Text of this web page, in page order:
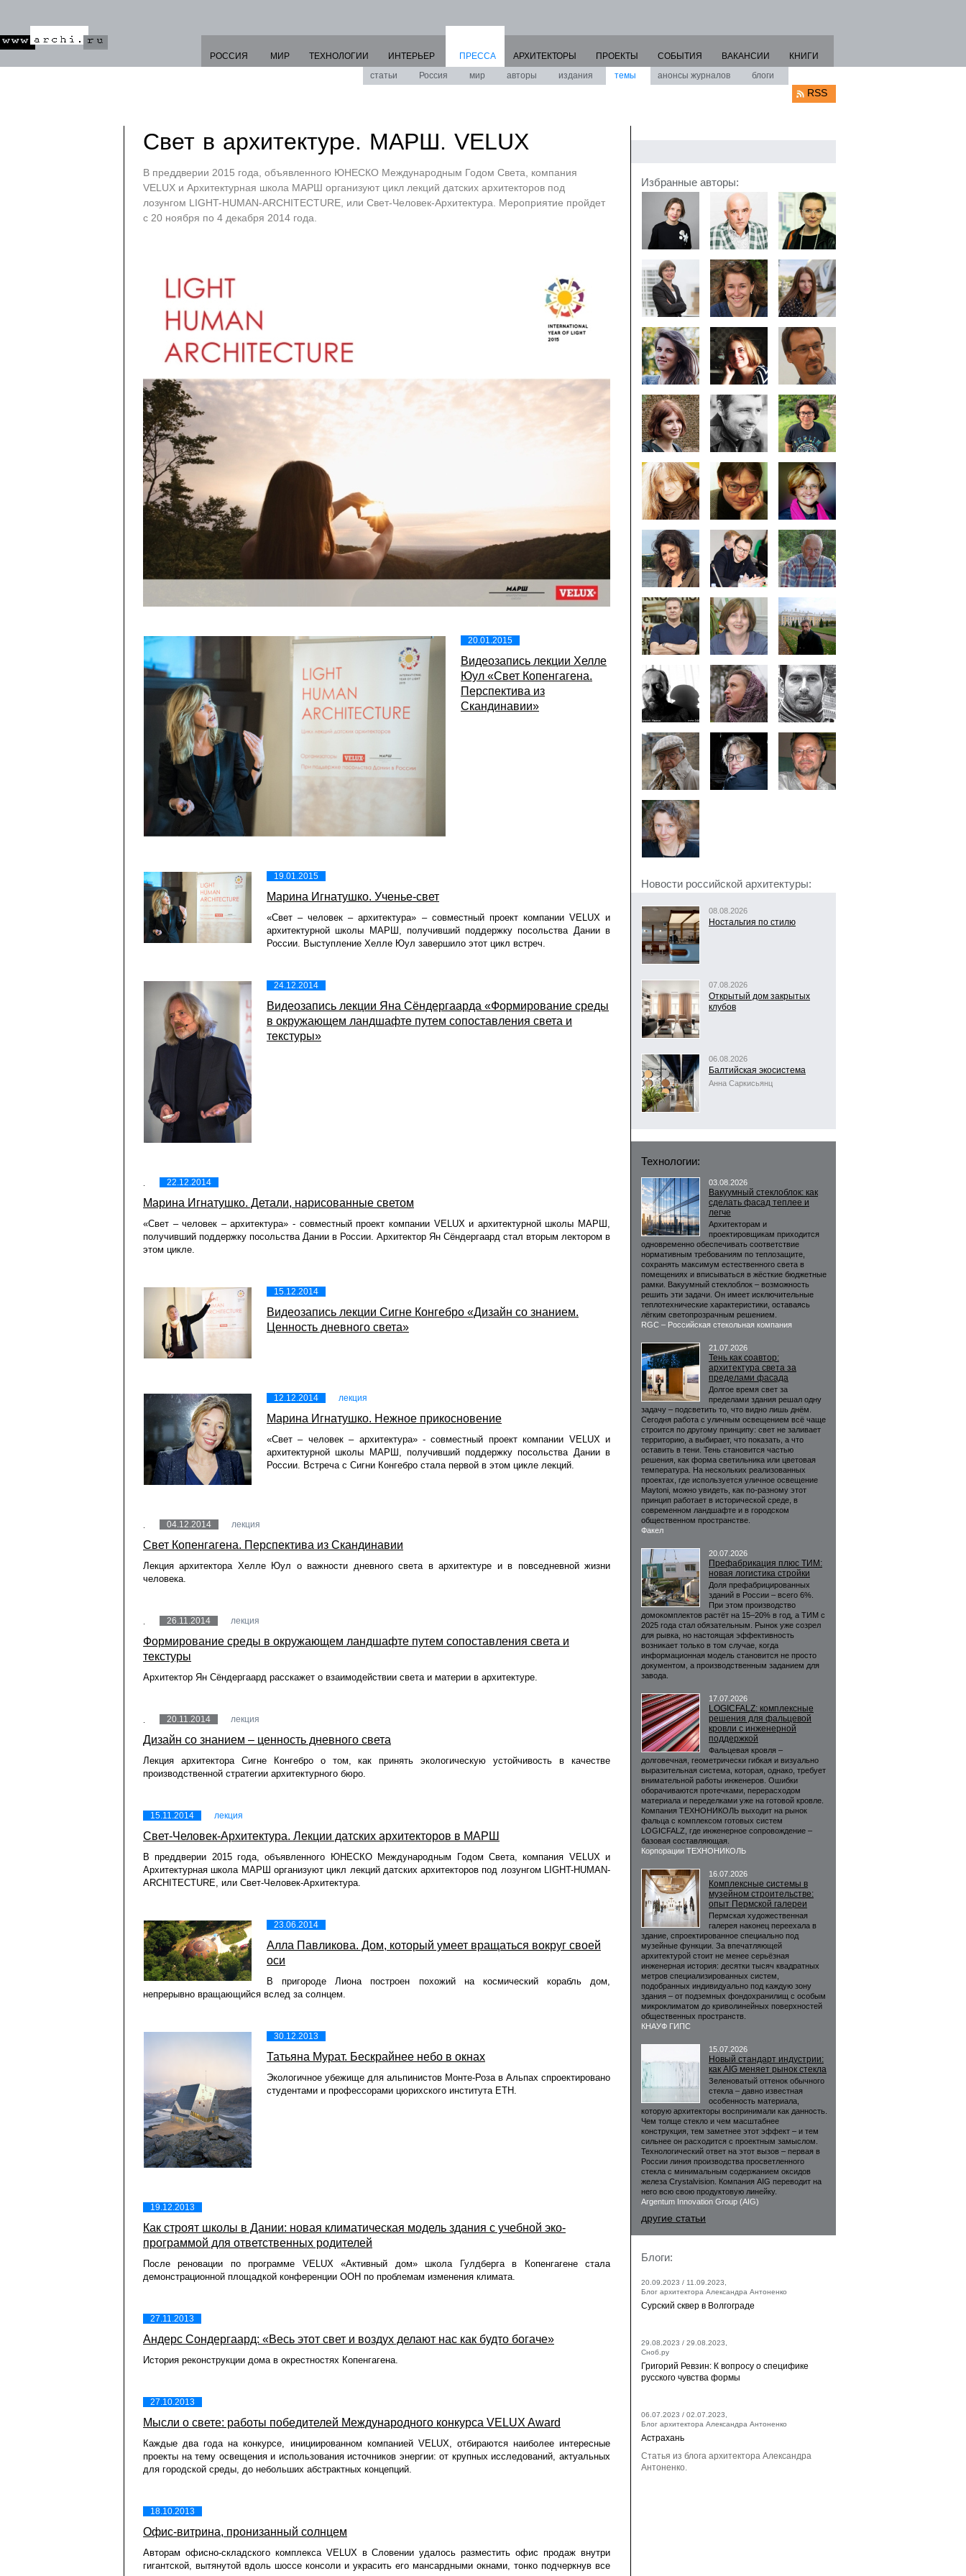
РОССИЯ МИР ТЕХНОЛОГИИ ИНТЕРЬЕР
ПРЕССА
статьи
Россия мир авторы издания темы анонсы журналов блоги
АРХИТЕКТОРЫ ПРОЕКТЫ СОБЫТИЯ ВАКАНСИИ КНИГИ
RSS
Свет в архитектуре. МАРШ. VELUX
В преддверии 2015 года, объявленного ЮНЕСКО Международным Годом Света, компания
VELUX и Архитектурная школа МАРШ организуют цикл лекций датских архитекторов под
лозунгом LIGHT-HUMAN-ARCHITECTURE, или Свет-Человек-Архитектура. Мероприятие пройдет
с 20 ноября по 4 декабря 2014 года.
20.01.2015
Видеозапись лекции Хелле
Юул «Свет Копенгагена.
Перспектива из
Скандинавии»
19.01.2015
Марина Игнатушко. Ученье-свет
«Свет – человек – архитектура» – совместный проект компании VELUX и
архитектурной школы МАРШ, получивший поддержку посольства Дании в
России. Выступление Хелле Юул завершило этот цикл встреч.
24.12.2014
Видеозапись лекции Яна Сёндергаарда «Формирование среды
в окружающем ландшафте путем сопоставления света и
текстуры»
22.12.2014
Марина Игнатушко. Детали, нарисованные светом
«Свет – человек – архитектура» - совместный проект компании VELUX и архитектурной школы МАРШ,
получивший поддержку посольства Дании в России. Архитектор Ян Сёндергаард стал вторым лектором в
этом цикле.
15.12.2014
Видеозапись лекции Сигне Конгебро «Дизайн со знанием.
Ценность дневного света»
12.12.2014 лекция
Марина Игнатушко. Нежное прикосновение
«Свет – человек – архитектура» - совместный проект компании VELUX и
архитектурной школы МАРШ, получивший поддержку посольства Дании в
России. Встреча с Сигни Конгебро стала первой в этом цикле лекций.
04.12.2014 лекция
Свет Копенгагена. Перспектива из Скандинавии
Лекция архитектора Хелле Юул о важности дневного света в архитектуре и в повседневной жизни
человека.
26.11.2014 лекция
Формирование среды в окружающем ландшафте путем сопоставления света и
текстуры
Архитектор Ян Сёндергаард расскажет о взаимодействии света и материи в архитектуре.
20.11.2014 лекция
Дизайн со знанием – ценность дневного света
Лекция архитектора Сигне Конгебро о том, как принять экологическую устойчивость в качестве
производственной стратегии архитектурного бюро.
15.11.2014 лекция
Свет-Человек-Архитектура. Лекции датских архитекторов в МАРШ
В преддверии 2015 года, объявленного ЮНЕСКО Международным Годом Света, компания VELUX и
Архитектурная школа МАРШ организуют цикл лекций датских архитекторов под лозунгом LIGHT-HUMAN-
ARCHITECTURE, или Свет-Человек-Архитектура.
23.06.2014
Алла Павликова. Дом, который умеет вращаться вокруг своей
оси
В пригороде Лиона построен похожий на космический корабль дом,
непрерывно вращающийся вслед за солнцем.
30.12.2013
Татьяна Мурат. Бескрайнее небо в окнах
Экологичное убежище для альпинистов Монте-Роза в Альпах спроектировано
студентами и профессорами цюрихского института ETH.
19.12.2013
Как строят школы в Дании: новая климатическая модель здания с учебной эко-
программой для ответственных родителей
После реновации по программе VELUX «Активный дом» школа Гулдберга в Копенгагене стала
демонстрационной площадкой конференции ООН по проблемам изменения климата.
27.11.2013
Андерс Сондергаард: «Весь этот свет и воздух делают нас как будто богаче»
История реконструкции дома в окрестностях Копенгагена.
27.10.2013
Мысли о свете: работы победителей Международного конкурса VELUX Award
Каждые два года на конкурсе, инициированном компанией VELUX, отбираются наиболее интересные
проекты на тему освещения и использования источников энергии: от крупных исследований, актуальных
для городской среды, до небольших абстрактных концепций.
18.10.2013
Офис-витрина, пронизанный солнцем
Авторам офисно-складского комплекса VELUX в Словении удалось разместить офис продаж внутри
гигантской, вытянутой вдоль шоссе консоли и украсить его мансардными окнами, тонко подчеркнув все
Избранные авторы:
Новости российской архитектуры:
08.08.2026
Ностальгия по стилю
07.08.2026
Открытый дом закрытых
клубов
06.08.2026
Балтийская экосистема
Анна Саркисьянц
Технологии:
03.08.2026
Вакуумный стеклоблок: как
сделать фасад теплее и
легче
Архитекторам и
проектировщикам приходится
одновременно обеспечивать соответствие
нормативным требованиям по теплозащите,
сохранять максимум естественного света в
помещениях и вписываться в жёсткие бюджетные
рамки. Вакуумный стеклоблок – возможность
решить эти задачи. Он имеет исключительные
теплотехнические характеристики, оставаясь
лёгким светопрозрачным решением.
RGC – Российская стекольная компания
21.07.2026
Тень как соавтор:
архитектура света за
пределами фасада
Долгое время свет за
пределами здания решал одну
задачу – подсветить то, что видно лишь днём.
Сегодня работа с уличным освещением всё чаще
строится по другому принципу: свет не заливает
территорию, а выбирает, что показать, а что
оставить в тени. Тень становится частью
решения, как форма светильника или цветовая
температура. На нескольких реализованных
проектах, где используется уличное освещение
Maytoni, можно увидеть, как по-разному этот
принцип работает в исторической среде, в
современном ландшафте и в городском
общественном пространстве.
Факел
20.07.2026
Префабрикация плюс ТИМ:
новая логистика стройки
Доля префабрицированных
зданий в России – всего 6%.
При этом производство
домокомплектов растёт на 15–20% в год, а ТИМ с
2025 года стал обязательным. Рынок уже созрел
для рывка, но настоящая эффективность
возникает только в том случае, когда
информационная модель становится не просто
документом, а производственным заданием для
завода.
17.07.2026
LOGICFALZ: комплексные
решения для фальцевой
кровли с инженерной
поддержкой
Фальцевая кровля –
долговечная, геометрически гибкая и визуально
выразительная система, которая, однако, требует
внимательной работы инженеров. Ошибки
оборачиваются протечками, перерасходом
материала и переделками уже на готовой кровле.
Компания ТЕХНОНИКОЛЬ выходит на рынок
фальца с комплексом готовых систем
LOGICFALZ, где инженерное сопровождение –
базовая составляющая.
Корпорации ТЕХНОНИКОЛЬ
16.07.2026
Комплексные системы в
музейном строительстве:
опыт Пермской галереи
Пермская художественная
галерея наконец переехала в
здание, спроектированное специально под
музейные функции. За впечатляющей
архитектурой стоит не менее серьёзная
инженерная история: десятки тысяч квадратных
метров специализированных систем,
подобранных индивидуально под каждую зону
здания – от подземных фондохранилищ с особым
микроклиматом до криволинейных поверхностей
общественных пространств.
КНАУФ ГИПС
15.07.2026
Новый стандарт индустрии:
как AIG меняет рынок стекла
Зеленоватый оттенок обычного
стекла – давно известная
особенность материала,
которую архитекторы воспринимали как данность.
Чем толще стекло и чем масштабнее
конструкция, тем заметнее этот эффект – и тем
сильнее он расходится с проектным замыслом.
Технологический ответ на этот вызов – первая в
России линия производства просветленного
стекла с минимальным содержанием оксидов
железа Crystalvision. Компания AIG переводит на
него всю свою продуктовую линейку.
Argentum Innovation Group (AIG)
другие статьи
Блоги:
20.09.2023 / 11.09.2023,
Блог архитектора Александра Антоненко
Сурский сквер в Волгограде
29.08.2023 / 29.08.2023,
Сноб.ру
Григорий Ревзин: К вопросу о специфике
русского чувства формы
06.07.2023 / 02.07.2023,
Блог архитектора Александра Антоненко
Астрахань
Статья из блога архитектора Александра
Антоненко.